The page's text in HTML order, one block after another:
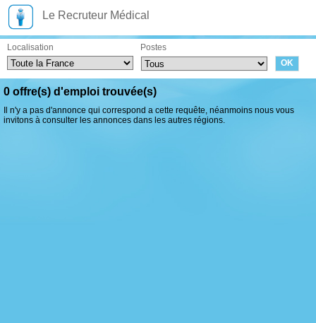
Le Recruteur Médical
Localisation Postes
0 offre(s) d'emploi trouvée(s)
Il n'y a pas d'annonce qui correspond a cette requête, néanmoins nous vous
invitons à consulter les annonces dans les autres régions.